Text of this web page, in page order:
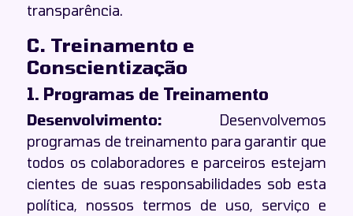
transparência.
C. Treinamento e
Conscientização
1. Programas de Treinamento
Desenvolvimento: Desenvolvemos
programas de treinamento para garantir que
todos os colaboradores e parceiros estejam
cientes de suas responsabilidades sob esta
política, nossos termos de uso, serviço e